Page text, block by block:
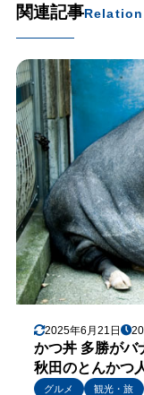
関連記事
2025年6月21日
かつ丼 多勝がバ
秋田のとんかつ
グルメ
観光・旅